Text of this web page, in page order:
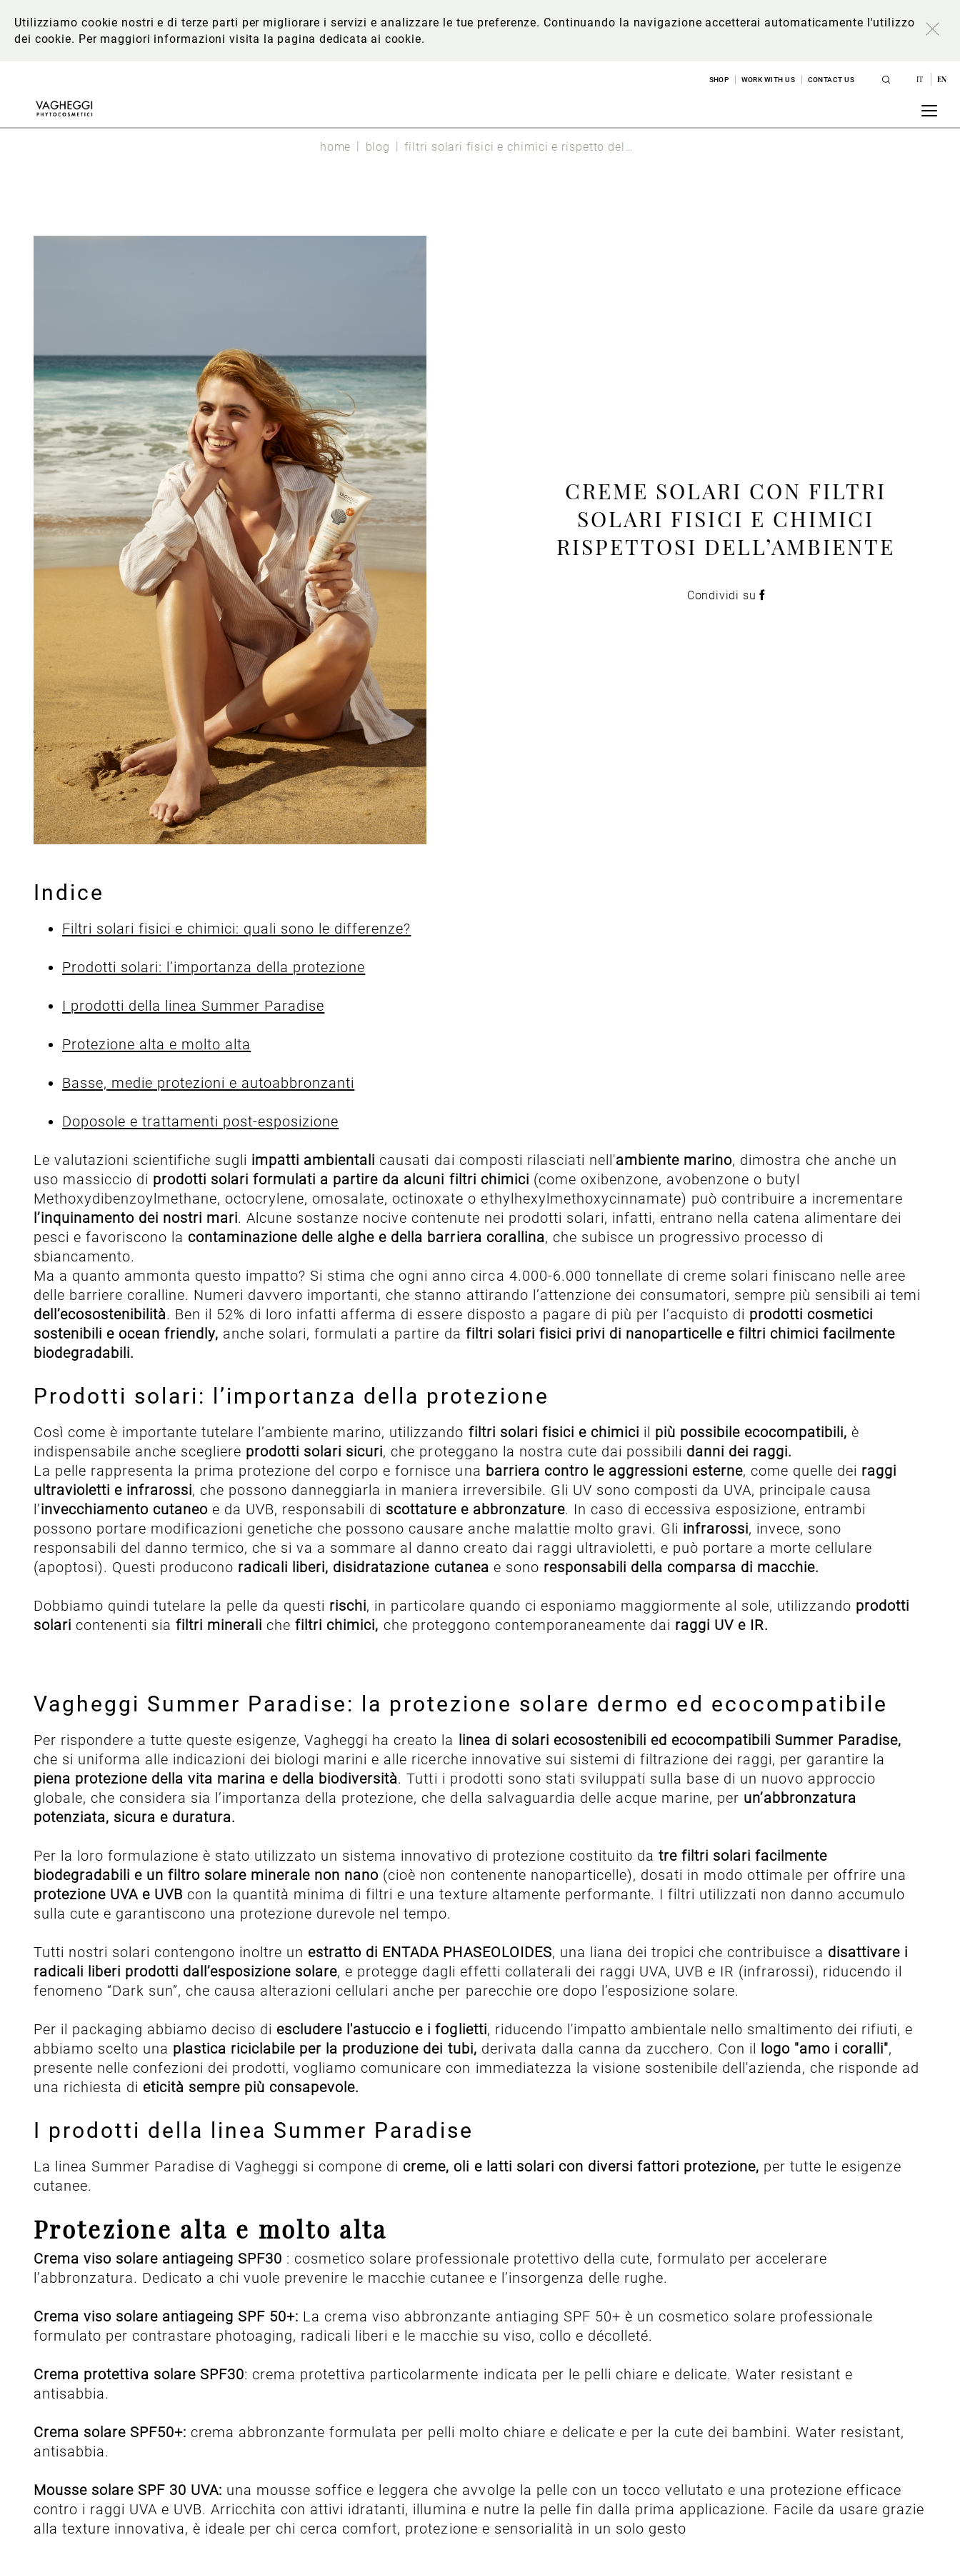
Utilizziamo cookie nostri e di terze parti per migliorare i servizi e analizzare le tue preferenze. Continuando la navigazione accetterai automaticamente l'utilizzo
dei cookie. Per maggiori informazionivisita la pagina dedicata ai cookie.
SHOP WORK WITH US CONTACT US IT EN
home blog
CREME SOLARI CON FILTRI
SOLARI FISICI E CHIMICI
RISPETTOSI DELL’AMBIENTE
Condividi su
Indice
Filtri solari fisici e chimici: quali sono le differenze?
Prodotti solari: l’importanza della protezione
I prodotti della linea Summer Paradise
Protezione alta e molto alta
Basse, medie protezioni e autoabbronzanti
Doposole e trattamenti post-esposizione
Le valutazioni scientifiche sugli impatti ambientali causati dai composti rilasciati nell'ambiente marino, dimostra che anche un
uso massiccio di prodotti solari formulati a partire da alcuni filtri chimici (come oxibenzone, avobenzone o butyl
Methoxydibenzoylmethane, octocrylene, omosalate, octinoxate o ethylhexylmethoxycinnamate) può contribuire a incrementare
l’inquinamento dei nostri mari. Alcune sostanze nocive contenute nei prodotti solari, infatti, entrano nella catena alimentare dei
pesci e favoriscono la contaminazione delle alghe e della barriera corallina, che subisce un progressivo processo di
sbiancamento.
Ma a quanto ammonta questo impatto? Si stima che ogni anno circa 4.000-6.000 tonnellate di creme solari finiscano nelle aree
delle barriere coralline. Numeri davvero importanti, che stanno attirando l’attenzione dei consumatori, sempre più sensibili ai temi
dell’ecosostenibilità. Ben il 52% di loro infatti afferma di essere disposto a pagare di più per l’acquisto di prodotti cosmetici
sostenibili e ocean friendly, anche solari, formulati a partire da filtri solari fisici privi di nanoparticelle e filtri chimici facilmente
biodegradabili.
Prodotti solari: l’importanza della protezione
Così come è importante tutelare l’ambiente marino, utilizzando filtri solari fisici e chimici il più possibile ecocompatibili, è
indispensabile anche scegliere prodotti solari sicuri, che proteggano la nostra cute dai possibili danni dei raggi.
La pelle rappresenta la prima protezione del corpo e fornisce una barriera contro le aggressioni esterne, come quelle dei raggi
ultravioletti e infrarossi, che possono danneggiarla in maniera irreversibile. Gli UV sono composti da UVA, principale causa
l’invecchiamento cutaneoe da UVB, responsabili di scottature e abbronzature. In caso di eccessiva esposizione, entrambi
possono portare modificazioni genetiche che possono causare anche malattie molto gravi. Gli infrarossi, invece, sono
responsabili del danno termico, che si va a sommare al danno creato dai raggi ultravioletti, e può portare a morte cellulare
(apoptosi). Questi producono radicali liberi, disidratazione cutanea e sono responsabili della comparsa di macchie.
Dobbiamo quindi tutelare la pelle da questi rischi, in particolare quando ci esponiamo maggiormente al sole, utilizzando prodotti
solari contenenti sia filtri minerali chefiltri chimici, che proteggono contemporaneamente dai raggi UV e IR.
Vagheggi Summer Paradise: la protezione solare dermo ed ecocompatibile
Per rispondere a tutte queste esigenze, Vagheggi ha creato la linea di solari ecosostenibili ed ecocompatibili Summer Paradise,
che si uniforma alle indicazioni dei biologi marini e alle ricerche innovative sui sistemi di filtrazione dei raggi, per garantire la
piena protezione della vita marina e della biodiversità. Tutti i prodotti sono stati sviluppati sulla base di un nuovo approccio
globale, che considera sia l’importanza della protezione, che della salvaguardia delle acque marine, per un’abbronzatura
potenziata, sicura e duratura.
Per la loro formulazione è stato utilizzato un sistema innovativo di protezione costituito da tre filtri solari facilmente
biodegradabili e un filtro solare minerale non nano (cioè non contenente nanoparticelle), dosati in modo ottimale per offrire una
protezione UVA e UVB con la quantità minima di filtri e una texture altamente performante. I filtri utilizzati non danno accumulo
sulla cute e garantiscono una protezione durevole nel tempo.
Tutti nostri solari contengono inoltre un estratto di ENTADA PHASEOLOIDES, una liana dei tropici che contribuisce a disattivare i
radicali liberi prodotti dall’esposizione solare, e protegge dagli effetti collaterali dei raggi UVA, UVB e IR (infrarossi), riducendo il
fenomeno “Dark sun”, che causa alterazioni cellulari anche per parecchie ore dopo l’esposizione solare.
Per il packaging abbiamo deciso diescludere l'astuccio e i foglietti, riducendo l'impatto ambientale nello smaltimento dei rifiuti, e
abbiamo scelto una plastica riciclabile per la produzione dei tubi, derivata dalla canna da zucchero. Con il logo "amo i coralli",
presente nelle confezioni dei prodotti, vogliamo comunicare con immediatezza la visione sostenibile dell'azienda, che risponde ad
una richiesta dieticità sempre più consapevole.
I prodotti della linea Summer Paradise
La linea Summer Paradise di Vagheggi si compone di creme, oli e latti solari con diversi fattori protezione, per tutte le esigenze
cutanee.
Protezione alta e molto alta
Crema viso solare antiageing SPF30 : cosmetico solare professionale protettivo della cute, formulato per accelerare
l’abbronzatura. Dedicato a chi vuole prevenire le macchie cutanee e l’insorgenza delle rughe.
Crema viso solare antiageing SPF 50+: La crema viso abbronzante antiaging SPF 50+ è un cosmetico solare professionale
formulato per contrastare photoaging, radicali liberi e le macchie su viso, collo e décolleté.
Crema protettiva solare SPF30: crema protettiva particolarmente indicata per le pelli chiare e delicate. Water resistant e
antisabbia.
Crema solare SPF50+: crema abbronzante formulata per pelli molto chiare e delicate e per la cute dei bambini. Water resistant,
antisabbia.
Mousse solare SPF 30 UVA: una mousse soffice e leggera che avvolge la pelle con un tocco vellutato e una protezione efficace
contro i raggi UVA e UVB. Arricchita con attivi idratanti, illumina e nutre la pelle fin dalla prima applicazione. Facile da usare grazie
alla texture innovativa, è ideale per chi cerca comfort, protezione e sensorialità in un solo gesto